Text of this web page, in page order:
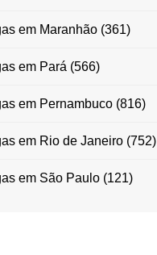
em Maranhão(361)
em Pará (566)
em Pernambuco(816)
em Rio de Janeiro(752)
em São Paulo(121)